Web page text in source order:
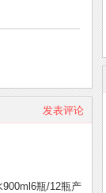
发表评论
瓶/12瓶产